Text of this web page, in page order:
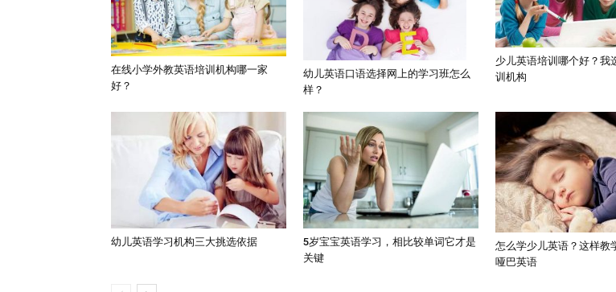
在线小学外教英语培训机构哪一家
好？
幼儿英语口语选择网上的学习班怎么
样？
少儿英语培训哪个好？我
训机构
幼儿英语学习机构三大挑选依据
5岁宝宝英语学习，相比较单词它才是
关键
怎么学少儿英语？这样教
哑巴英语